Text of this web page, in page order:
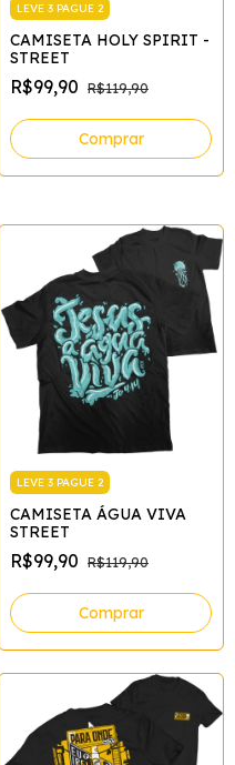
LEVE 3 PAGUE 2
CAMISETA HOLY SPIRIT -
STREET
R$99,90 R$119,90
Comprar
LEVE 3 PAGUE 2
CAMISETA ÁGUA VIVA
STREET
R$99,90 R$119,90
Comprar